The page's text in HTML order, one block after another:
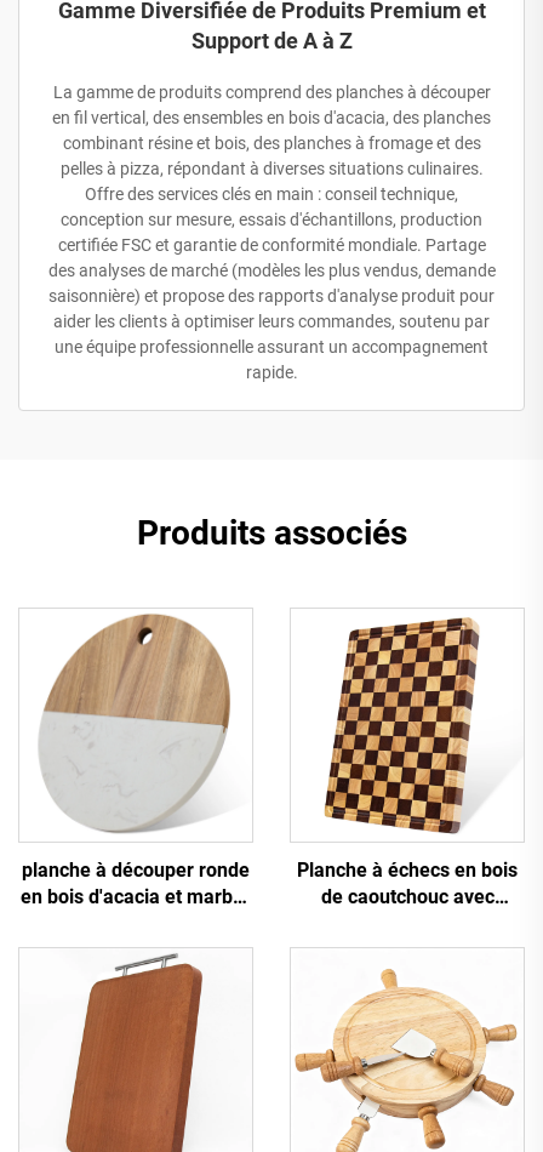
Gamme Diversifiée de Produits Premium et
Support de A à Z
La gamme de produits comprend des planches à découper
en fil vertical, des ensembles en bois d'acacia, des planches
combinant résine et bois, des planches à fromage et des
pelles à pizza, répondant à diverses situations culinaires.
Offre des services clés en main : conseil technique,
conception sur mesure, essais d'échantillons, production
certifiée FSC et garantie de conformité mondiale. Partage
des analyses de marché (modèles les plus vendus, demande
saisonnière) et propose des rapports d'analyse produit pour
aider les clients à optimiser leurs commandes, soutenu par
une équipe professionnelle assurant un accompagnement
rapide.
Produits associés
planche à découper ronde
en bois d'acacia et marbre
Planche à échecs en bois
de caoutchouc avec
comme planche à
découper